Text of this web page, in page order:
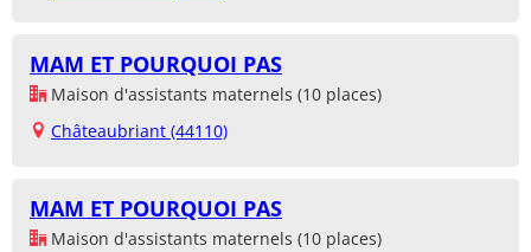
MAM ET POURQUOI PAS
Maison d'assistants maternels (10 places)
Châteaubriant (44110)
MAM ET POURQUOI PAS
Maison d'assistants maternels (10 places)